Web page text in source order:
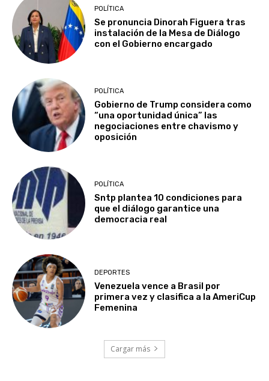
POLÍTICA
Se pronuncia Dinorah Figuera tras
instalación de la Mesa de Diálogo
con el Gobierno encargado
POLÍTICA
Gobierno de Trump considera como
“una oportunidad única” las
negociaciones entre chavismo y
oposición
POLÍTICA
Sntp plantea 10 condiciones para
que el diálogo garantice una
democracia real
DEPORTES
Venezuela vence a Brasil por
primera vez y clasifica a la AmeriCup
Femenina​
Cargar más